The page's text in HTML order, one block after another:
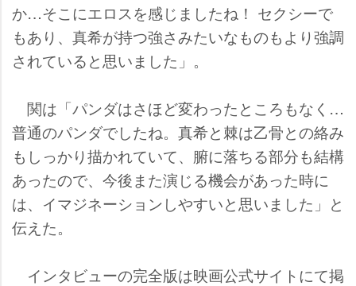
か…そこにエロスを感じましたね！ セクシーで
もあり、真希が持つ強さみたいなものもより強調
されていると思いました」。
関は「パンダはさほど変わったところもなく…
普通のパンダでしたね。真希と棘は乙骨との絡み
もしっかり描かれていて、腑に落ちる部分も結構
あったので、今後また演じる機会があった時に
は、イマジネーションしやすいと思いました」と
伝えた。
インタビューの完全版は映画公式サイトにて掲